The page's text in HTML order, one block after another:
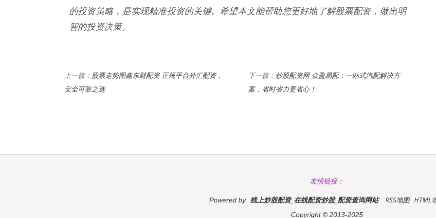
的投资策略，是实现精准投资的关键。希望本文能帮助您更好地了解股票配资，做出明
智的投资决策。
上一篇： 股票走势图鑫东财配资 正规平台外汇配资，
安全可靠之选
下一篇： 炒股配资网 众盈易配：一站式汽配解决方
案，省时省力更省心！
友情链接：
Powered by 线上炒股配资_在线配资炒股_配资查询网站 RSS地图 HTML
Copyright© 2013-2025